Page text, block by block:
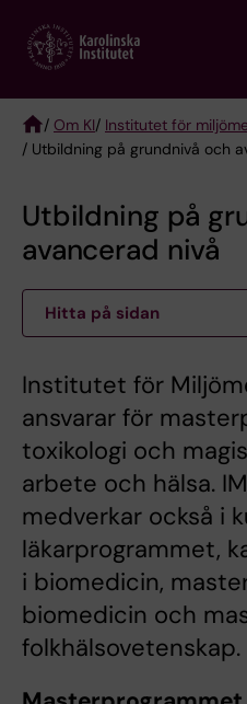
main
Breadcrumb
/ Om KI/ Institutet för
/ Utbildning på grundnivå och
Utbildning på
avancerad nivå
Hitta på sidan
Institutet för
ansvarar för
toxikologi och
arbete och hälsa.
medverkar också i
läkarprogrammet,
i biomedicin,
biomedicin och
folkhälsovetenskap.